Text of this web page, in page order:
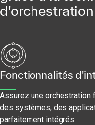
Fonctionnalités
Assurez une orchestration
des systèmes, des
parfaitement intégrés.